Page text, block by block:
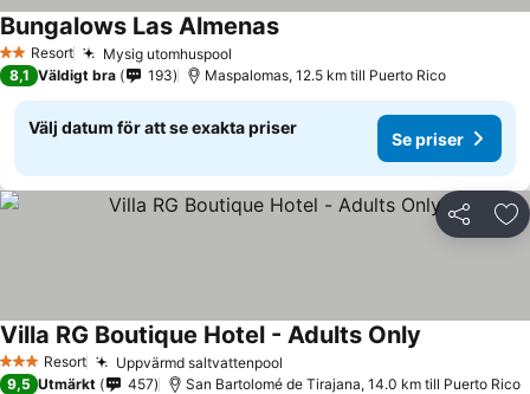
2 Stjärnor
Resort Mysig utomhuspool
Bungalows Las Almenas
8,1 Väldigt bra 193 Maspalomas, 12.5 km till Puerto Rico
Välj datum för att se exakta priser
Se priser
Dela
3 StjärnorResort Uppvärmd saltvattenpool
Villa RG Boutique Hotel - Adults Only
9,5 Utmärkt 457 San Bartolomé de Tirajana, 14.0 km till Puerto Rico